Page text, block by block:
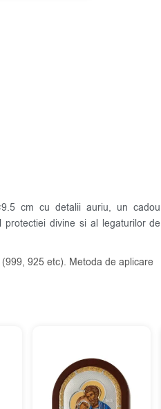
cm cu detalii auriu, un cadou
divine si al legaturilor de
925 etc). Metoda de aplicare